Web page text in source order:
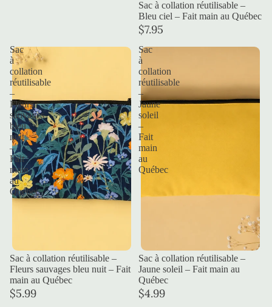
Sac à collation réutilisable –
Bleu ciel – Fait main au Québec
$7.95
Sac
à
collation
réutilisable
–
Fleurs
sauvages
bleu
nuit
–
Fait
main
au
Québec
Sac à collation réutilisable –
Fleurs sauvages bleu nuit – Fait
main au Québec
$5.99
Sac
à
collation
réutilisable
–
Jaune
soleil
–
Fait
main
au
Québec
Sac à collation réutilisable –
Jaune soleil – Fait main au
Québec
$4.99